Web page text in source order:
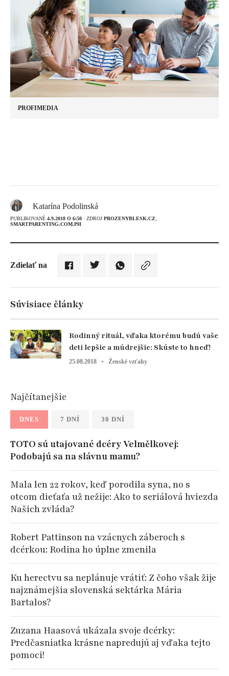
PROFIMEDIA
Katarína Podolinská
PUBLIKOVANÉ 4.9.2018 O 6:50 · ZDROJ PROZENYBLESK.CZ
SMARTPARENTING.COM.PH
Zdielať na
Súvisiace články
Rodinný rituál, vďaka ktorému budú vaše
deti lepšie a múdrejšie: Skúste to hneď!
25.08.2018 Ženské vzťahy
Najčítanejšie
DNES 7 DNÍ 30 DNÍ
TOTO sú utajované dcéry Velmělkovej:
Podobajú sa na slávnu mamu?
Mala len 22 rokov, keď porodila syna, no s
otcom dieťaťa už nežije: Ako to seriálová hviezda
Našich zvláda?
Robert Pattinson na vzácnych záberoch s
dcérkou: Rodina ho úplne zmenila
Ku herectvu sa neplánuje vrátiť: Z čoho však žije
najznámejšia slovenská sektárka Mária
Bartalos?
Zuzana Haasová ukázala svoje dcérky:
Predčasniatka krásne napredujú aj vďaka tejto
pomoci!